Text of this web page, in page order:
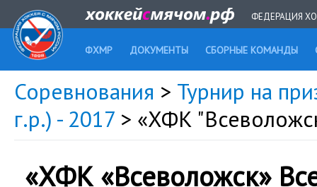
ФЕДЕРАЦИЯ
ФХМР ДОКУМЕНТЫ СБОРНЫЕ КОМАНДЫ
Соревнования > Турнир на
г.р.) - 2017 > «ХФК
«ХФК «Всеволожск»